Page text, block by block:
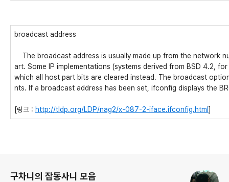
broadcast address
The broadcast address is usually made up from the network
art. Some IP implementations (systems derived from BSD 4.2,
which all host part bits are cleared instead. The broadcast
nts. If a broadcast address has been set, ifconfig displays the
[링크 : http://tldp.org/LDP/nag2/x-087-2-iface.ifconfig.html ]
구차니의 잡동사니 모음